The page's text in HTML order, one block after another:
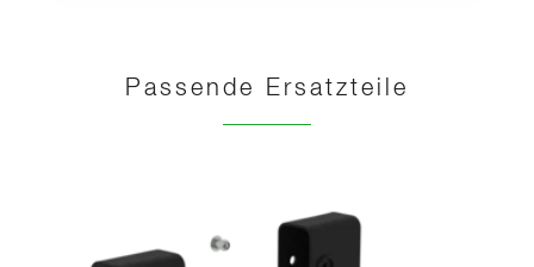
Passende Ersatzteile